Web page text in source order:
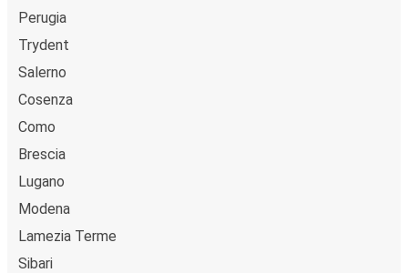
Perugia
Trydent
Salerno
Cosenza
Como
Brescia
Lugano
Modena
Lamezia Terme
Sibari